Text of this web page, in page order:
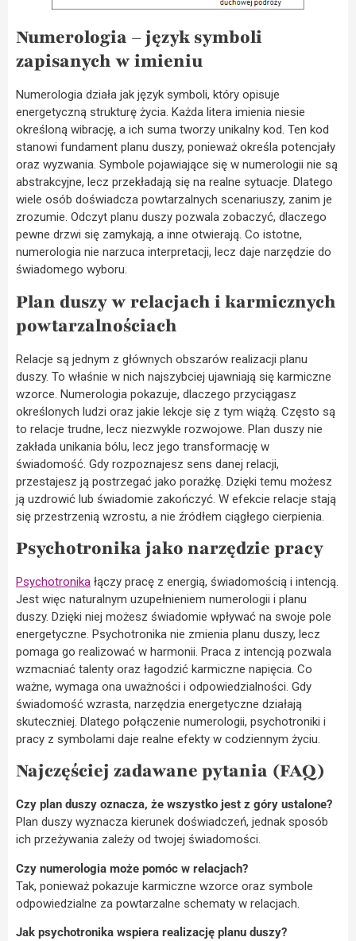
Numerologia – język symboli
zapisanych w imieniu
Numerologia działa jak język symboli, który opisuje
energetyczną strukturę życia. Każda litera imienia niesie
określoną wibrację, a ich suma tworzy unikalny kod. Ten kod
stanowi fundament planu duszy, ponieważ określa potencjały
oraz wyzwania. Symbole pojawiające się w numerologii nie są
abstrakcyjne, lecz przekładają się na realne sytuacje. Dlatego
wiele osób doświadcza powtarzalnych scenariuszy, zanim je
zrozumie. Odczyt planu duszy pozwala zobaczyć, dlaczego
pewne drzwi się zamykają, a inne otwierają. Co istotne,
numerologia nie narzuca interpretacji, lecz daje narzędzie do
świadomego wyboru.
Plan duszy w relacjach i karmicznych
powtarzalnościach
Relacje są jednym z głównych obszarów realizacji planu
duszy. To właśnie w nich najszybciej ujawniają się karmiczne
wzorce. Numerologia pokazuje, dlaczego przyciągasz
określonych ludzi oraz jakie lekcje się z tym wiążą. Często są
to relacje trudne, lecz niezwykle rozwojowe. Plan duszy nie
zakłada unikania bólu, lecz jego transformację w
świadomość. Gdy rozpoznajesz sens danej relacji,
przestajesz ją postrzegać jako porażkę. Dzięki temu możesz
ją uzdrowić lub świadomie zakończyć. W efekcie relacje stają
się przestrzenią wzrostu, a nie źródłem ciągłego cierpienia.
Psychotronika jako narzędzie pracy
Psychotronika łączy pracę z energią, świadomością i intencją.
Jest więc naturalnym uzupełnieniem numerologii i planu
duszy. Dzięki niej możesz świadomie wpływać na swoje pole
energetyczne. Psychotronika nie zmienia planu duszy, lecz
pomaga go realizować w harmonii. Praca z intencją pozwala
wzmacniać talenty oraz łagodzić karmiczne napięcia. Co
ważne, wymaga ona uważności i odpowiedzialności. Gdy
świadomość wzrasta, narzędzia energetyczne działają
skuteczniej. Dlatego połączenie numerologii, psychotroniki i
pracy z symbolami daje realne efekty w codziennym życiu.
Najczęściej zadawane pytania (FAQ)
Czy plan duszy oznacza, że wszystko jest z góry ustalone?
Plan duszy wyznacza kierunek doświadczeń, jednak sposób
ich przeżywania zależy od twojej świadomości.
Czy numerologia może pomóc w relacjach?
Tak, ponieważ pokazuje karmiczne wzorce oraz symbole
odpowiedzialne za powtarzalne schematy w relacjach.
Jak psychotronika wspiera realizację planu duszy?